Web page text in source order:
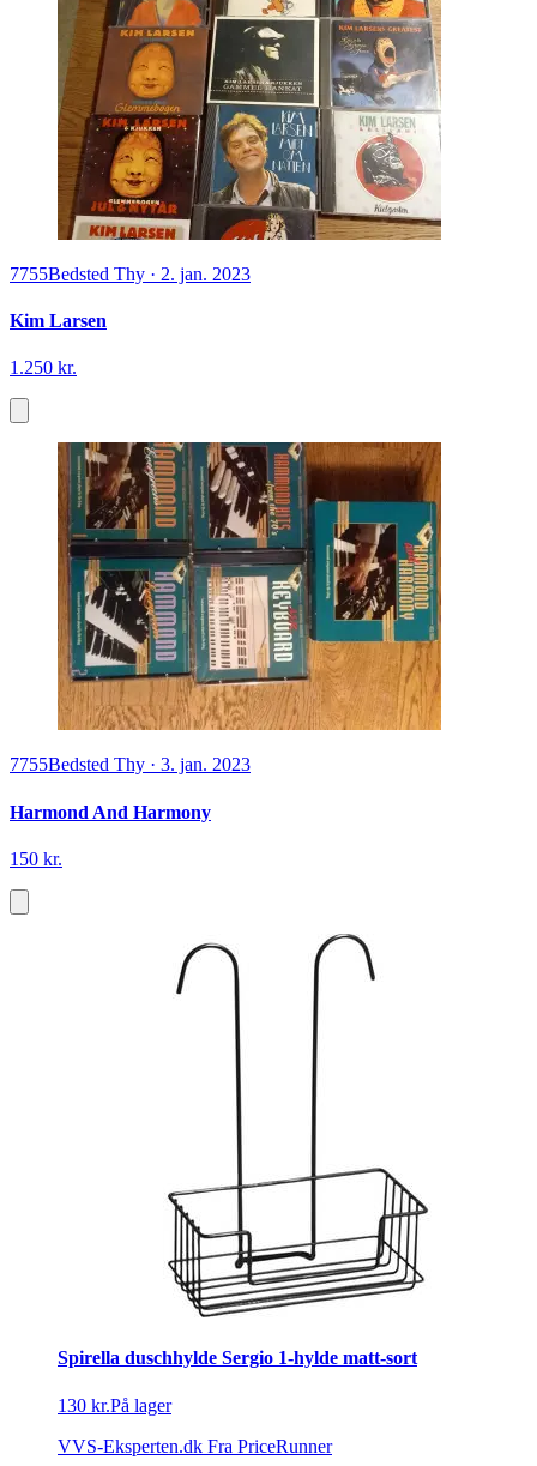
7755Bedsted Thy · 2. jan. 2023
Kim Larsen
1.250 kr.
7755Bedsted Thy · 3. jan. 2023
Harmond And Harmony
150 kr.
Spirella duschhylde Sergio 1-hylde matt-sort
130 kr.På lager
VVS-Eksperten.dk Fra PriceRunner